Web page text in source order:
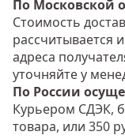
По Московской
Стоимость
рассчитывается
адреса
уточняйте у
По России
Курьером СДЭК,
товара, или 350